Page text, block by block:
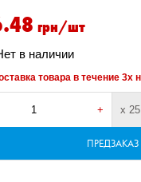
грн/шт
в наличии
товара в течение 3х
+ х
ПРЕДЗАКАЗ